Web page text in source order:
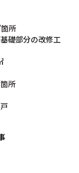
所
礎部分の改修工
所